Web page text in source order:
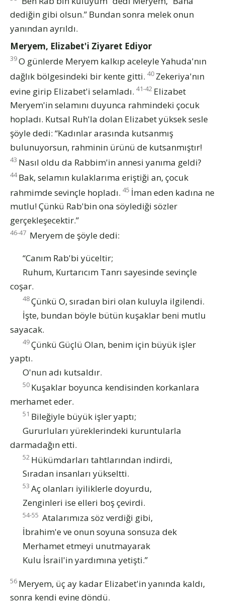
dediğin gibi olsun.” Bundan sonra melek onun
yanından ayrıldı.
Meryem, Elizabet'i Ziyaret Ediyor
39O günlerde Meryem kalkıp aceleyle Yahuda'nın
dağlık bölgesindeki bir kente gitti. 40 Zekeriya'nın
evine girip Elizabet'i selamladı. 41-42 Elizabet
Meryem'in selamını duyunca rahmindeki çocuk
hopladı. Kutsal Ruh'la dolan Elizabet yüksek sesle
şöyle dedi: “Kadınlar arasında kutsanmış
bulunuyorsun, rahminin ürünü de kutsanmıştır!
43 Nasıl oldu da Rabbim'in annesi yanıma geldi?
44 Bak, selamın kulaklarıma eriştiği an, çocuk
rahmimde sevinçle hopladı. 45 İman eden kadına ne
mutlu! Çünkü Rab'bin ona söylediği sözler
gerçekleşecektir.”
46-47 Meryem de şöyle dedi:
“Canım Rab'bi yüceltir;
Ruhum, Kurtarıcım Tanrı sayesinde sevinçle
coşar.
48Çünkü O, sıradan biri olan kuluyla ilgilendi.
İşte, bundan böyle bütün kuşaklar beni mutlu
sayacak.
49Çünkü Güçlü Olan, benim için büyük işler
yaptı.
O'nun adı kutsaldır.
50 Kuşaklar boyunca kendisinden korkanlara
merhamet eder.
51 Bileğiyle büyük işler yaptı;
Gururluları yüreklerindeki kuruntularla
darmadağın etti.
52 Hükümdarları tahtlarından indirdi,
Sıradan insanları yükseltti.
53 Aç olanları iyiliklerle doyurdu,
Zenginleri ise elleri boş çevirdi.
54-55 Atalarımıza söz verdiği gibi,
İbrahim'e ve onun soyuna sonsuza dek
Merhamet etmeyi unutmayarak
Kulu İsrail'in yardımına yetişti.”
56 Meryem, üç ay kadar Elizabet'in yanında kaldı,
sonra kendi evine döndü.